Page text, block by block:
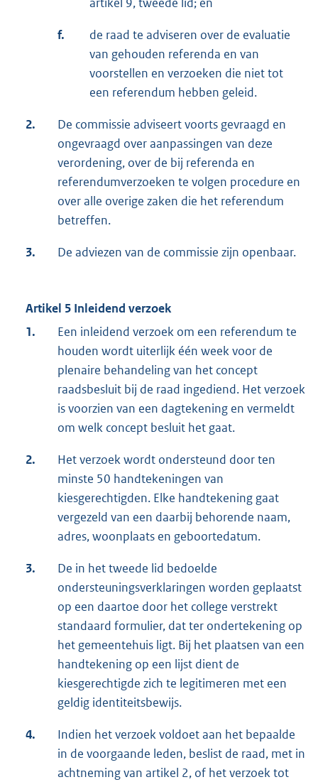
f.
de raad te adviseren over de evaluatie
van gehouden referenda en van
voorstellen en verzoeken die niet tot
een referendum hebben geleid.
2.
De commissie adviseert voorts gevraagd en
ongevraagd over aanpassingen van deze
verordening, over de bij referenda en
referendumverzoeken te volgen procedure en
over alle overige zaken die het referendum
betreffen.
3. De adviezen van de commissie zijn openbaar.
Artikel 5 Inleidend verzoek
1.
Een inleidend verzoek om een referendum te
houden wordt uiterlijk één week voor de
plenaire behandeling van het concept
raadsbesluit bij de raad ingediend. Het verzoek
is voorzien van een dagtekening en vermeldt
om welk concept besluit het gaat.
2.
Het verzoek wordt ondersteund door ten
minste 50 handtekeningen van
kiesgerechtigden. Elke handtekening gaat
vergezeld van een daarbij behorende naam,
adres, woonplaats en geboortedatum.
3.
De in het tweede lid bedoelde
ondersteuningsverklaringen worden geplaatst
op een daartoe door het college verstrekt
standaard formulier, dat ter ondertekening op
het gemeentehuis ligt. Bij het plaatsen van een
handtekening op een lijst dient de
kiesgerechtigde zich te legitimeren met een
geldig identiteitsbewijs.
4.
Indien het verzoek voldoet aan het bepaalde
in de voorgaande leden, beslist de raad, met in
achtneming van artikel 2, of het verzoek tot